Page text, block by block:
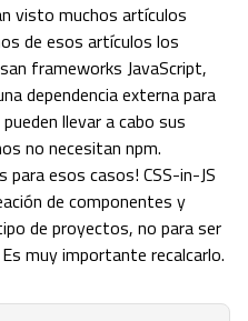
visto muchos artículos
de esos artículos los
frameworks JavaScript,
dependencia externa para
llevar a cabo sus
no necesitan npm.
para esos casos! CSS-in-JS
de componentes y
de proyectos, no para ser
muy importante recalcarlo.